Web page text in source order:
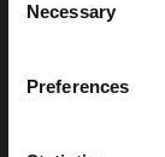
Selection
Necessary
Preferences